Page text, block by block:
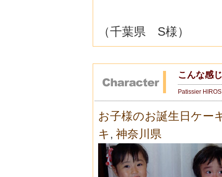
（千葉県 S様）
こんな感
Patissier
お子様のお誕生日ケー
キ , 神奈川県